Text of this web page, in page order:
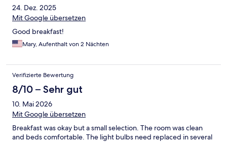
24. Dez. 2025
Mit Google übersetzen
Good breakfast!
Mary, Aufenthalt von 2 Nächten
Verifizierte Bewertung
8/10 – Sehr gut
10. Mai 2026
Mit Google übersetzen
Breakfast was okay but a small selection. The room was clean
and beds comfortable. The light bulbs need replaced in several